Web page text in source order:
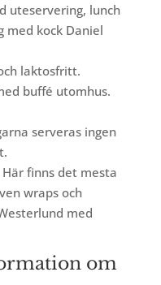
uteservering, lunch
med kock Daniel
laktosfritt.
buffé utomhus.
serveras ingen
Här finns det mesta
wraps och
med
om